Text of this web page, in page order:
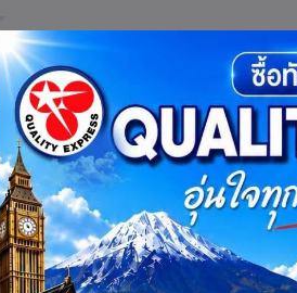
บริษัท ควอลิตี้ เอ็กซ์เพรส จำกัด ผู้เชี่ยวชาญด้านก
บินต้นทาง แพ็กเกจทัวร์ บัตรเข้